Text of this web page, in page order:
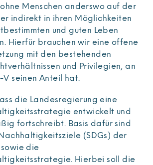
Menschen anderswo auf der
indirekt in ihren Möglichkeiten
und guten Leben
Hierfür brauchen wir eine offene
mit den bestehenden
und Privilegien, an
V seinen Anteil hat.
die Landesregierung eine
entwickelt und
fortschreibt. Basis dafür sind
(SDGs) der
die
Hierbei soll die